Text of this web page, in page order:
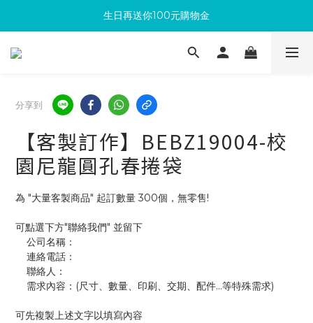
滿300回饋10%購物金
生日再送你100元購物金
加入成為新會員 馬上領取50元購物金
分享到
【客製訂作】BEBZ19004-校
園尼龍圓孔春捲袋
為 "大量客製商品" 起訂數量 300個，無零售!
可點選下方"聯絡我們" 並留下
    公司名稱：
    連絡電話：
    聯絡人：
    需求內容：(尺寸、數量、印刷、交期、配件...等特殊需求)
可先複製上述文字以填寫內容